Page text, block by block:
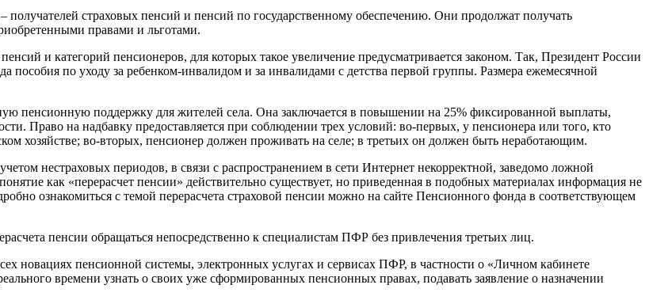
страховых пенсий и пенсий по государственному обеспечению. Они продолжат получать
правами и льготами.
и категорий пенсионеров, для которых такое увеличение предусматривается законом. Так, Президент России
пособия по уходу за ребенком-инвалидом и за инвалидами с детства первой группы. Размера ежемесячной
пенсионную поддержку для жителей села. Она заключается в повышении на 25% фиксированной выплаты,
Право на надбавку предоставляется при соблюдении трех условий: во-первых, у пенсионера или того, кто
хозяйстве; во-вторых, пенсионер должен проживать на селе; в третьих он должен быть неработающим.
нестраховых периодов, в связи с распространением в сети Интернет некорректной, заведомо ложной
как «перерасчет пенсии» действительно существует, но приведенная в подобных материалах информация не
ознакомиться с темой перерасчета страховой пенсии можно на сайте Пенсионного фонда в соответствующем
пенсии обращаться непосредственно к специалистам ПФР без привлечения третьих лиц.
новациях пенсионной системы, электронных услугах и сервисах ПФР, в частности о «Личном кабинете
времени узнать о своих уже сформированных пенсионных правах, подавать заявление о назначении